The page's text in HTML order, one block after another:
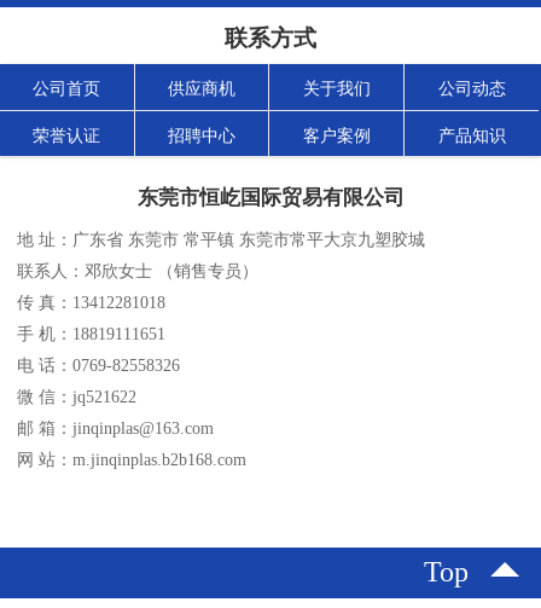
联系方式
公司首页 供应商机 关于我们 公司动态
荣誉认证 招聘中心 客户案例 产品知识
东莞市恒屹国际贸易有限公司
地 址：广东省 东莞市 常平镇 东莞市常平大京九塑胶城
联系人：邓欣女士 （销售专员）
传 真：13412281018
手 机：18819111651
电 话：0769-82558326
微 信：jq521622
邮 箱：jinqinplas@163.com
网 站：m.jinqinplas.b2b168.com
Top